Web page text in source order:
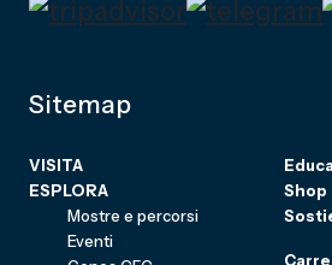
Sitemap
VISITA
ESPLORA
Mostre e percorsi
Eventi
Shop